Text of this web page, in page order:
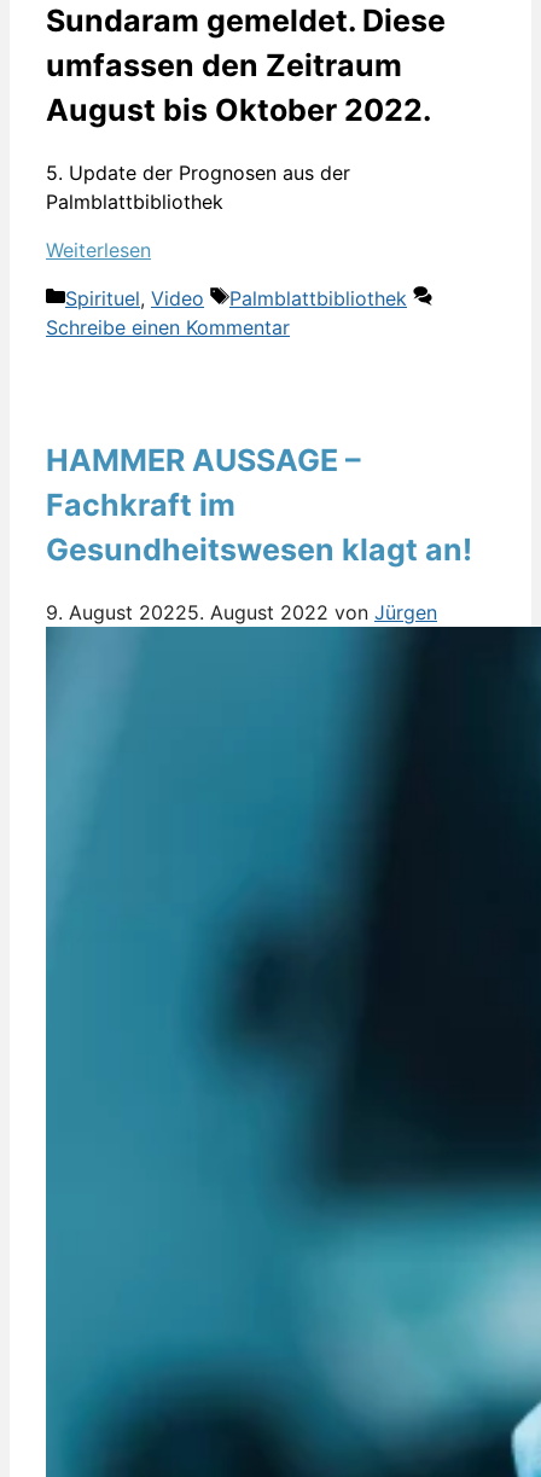
Sundaram gemeldet. Diese
umfassen den Zeitraum
August bis Oktober 2022.
5. Update der Prognosen aus der
Palmblattbibliothek
Weiterlesen
Kategorien
Spirituel, Video Schlagwörter
Palmblattbibliothek
Schreibe einen Kommentar
HAMMER AUSSAGE –
Fachkraft im
Gesundheitswesen klagt an!
9. August 20225. August 2022 von Jürgen